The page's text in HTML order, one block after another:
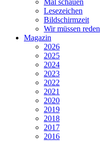
Mal schauen
Lesezeichen
Bildschirmzeit
Wir müssen reden
Magazin
2026
2025
2024
2023
2022
2021
2020
2019
2018
2017
2016